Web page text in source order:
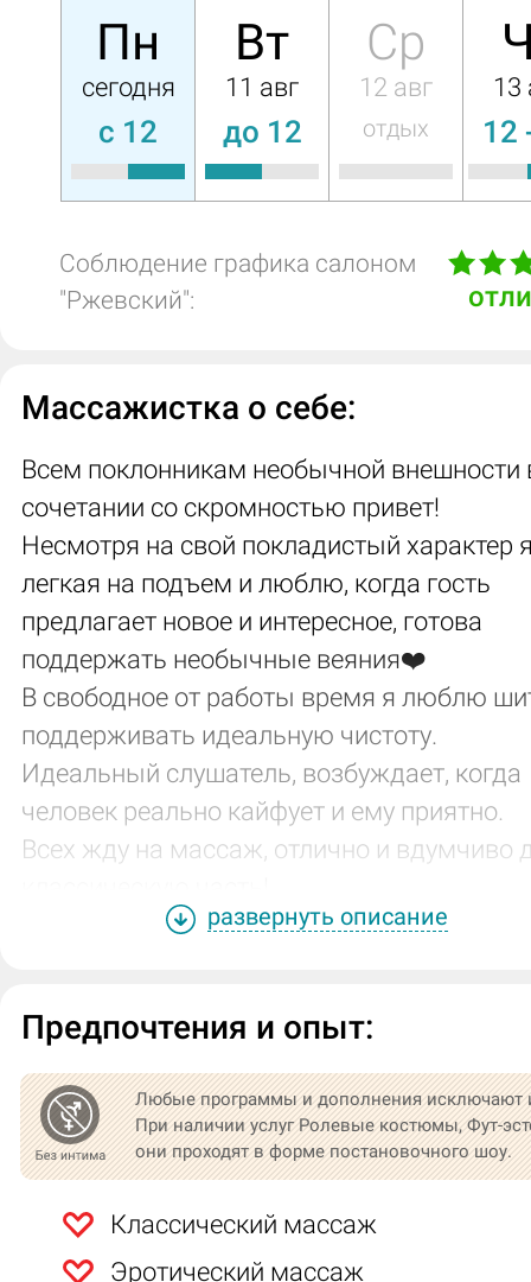
Пн
сегодня
c 12
Вт
11 авг
до 12
Ср
12 авг
отдых
13
12
Соблюдение графика салоном
"Ржевский":
Массажистка о себе:
Всем поклонникам необычной внешности
сочетании со скромностью привет!
Несмотря на свой покладистый характер
легкая на подъем и люблю, когда гость
предлагает новое и интересное, готова
поддержать необычные веяния❤️
В свободное от работы время я люблю
поддерживать идеальную чистоту.
Идеальный слушатель, возбуждает, когда
человек реально кайфует и ему приятно.
Всех жду на массаж, отлично и вдумчиво
развернуть описание
Предпочтения и опыт:
Любые программы и дополнения исключают
При наличии услуг Ролевые костюмы, Фут-
они проходят в форме постановочного шоу.
Классический массаж
Эротический массаж